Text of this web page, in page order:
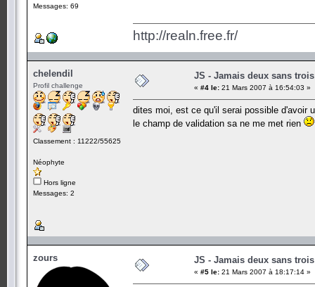
Messages: 69
http://realn.free.fr/
chelendil
Profil challenge
Classement : 11222/55625
Néophyte
Hors ligne
Messages: 2
JS - Jamais deux sans trois
« #4 le: 21 Mars 2007 à 16:54:03 »
dites moi, est ce qu'il serai possible d'avoir
le champ de validation sa ne me met rien
zours JS - Jamais deux sans trois
« #5 le: 21 Mars 2007 à 18:17:14 »